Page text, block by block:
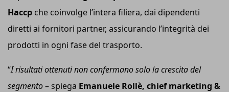
Haccp che coinvolge l’intera filiera, dai dipendenti
diretti ai fornitori partner, assicurando l’integrità dei
prodotti in ogni fase del trasporto.
“I risultati ottenuti non confermano solo la crescita del
segmento– spiega Emanuele Rollè, chiefmarketing &